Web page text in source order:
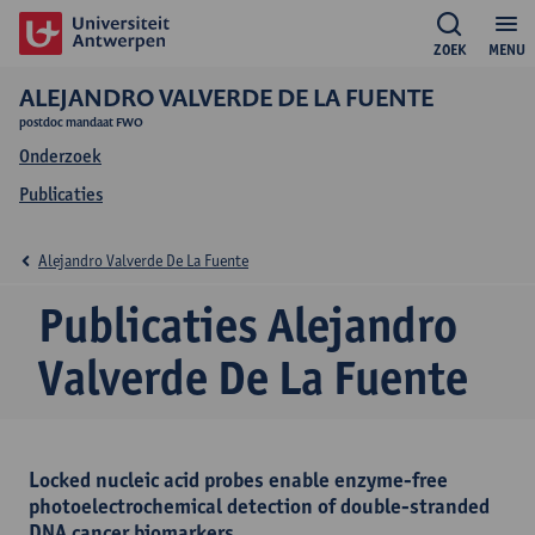
MENU
ZOEK
ALEJANDRO VALVERDE DE LA FUENTE
postdoc mandaat FWO
Onderzoek
Publicaties
Publicaties Alejandro
Valverde De La Fuente
Alejandro Valverde De La Fuente
Locked nucleic acid probes enable enzyme-free
photoelectrochemical detection of double-stranded